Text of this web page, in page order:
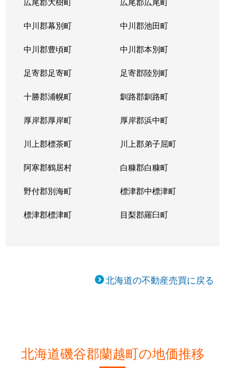
中川郡幕別町 中川郡池田町
中川郡豊頃町 中川郡本別町
足寄郡足寄町 足寄郡陸別町
十勝郡浦幌町 釧路郡釧路町
厚岸郡厚岸町 厚岸郡浜中町
川上郡標茶町 川上郡弟子屈町
阿寒郡鶴居村 白糠郡白糠町
野付郡別海町 標津郡中標津町
標津郡標津町 目梨郡羅臼町
北海道の不動産売買に戻る
北海道磯谷郡蘭越町の地価推移